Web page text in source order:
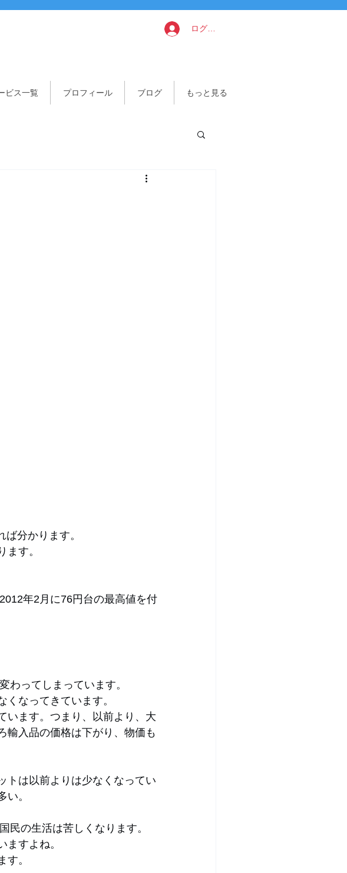
ログイン
ビス一覧 プロフィール ブログ もっと見る
分かります。
ます。
年2月に76円台の最高値を付
わってしまっています。
なってきています。
います。つまり、以前より、大
輸入品の価格は下がり、物価も
トは以前よりは少なくなってい
。
民の生活は苦しくなります。
すよね。
。